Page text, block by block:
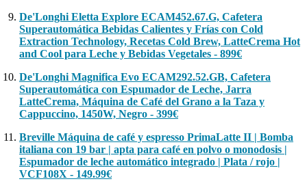
De'Longhi Eletta Explore ECAM452.67.G, Cafetera
Superautomática Bebidas Calientes y Frías con Cold
Extraction Technology, Recetas Cold Brew, LatteCrema Hot
and Cool para Leche y Bebidas Vegetales - 899€
De'Longhi Magnifica Evo ECAM292.52.GB, Cafetera
Superautomática con Espumador de Leche, Jarra
LatteCrema, Máquina de Café del Grano a la Taza y
Cappuccino, 1450W, Negro - 399€
Breville Máquina de café y espresso PrimaLatte II | Bomba
italiana con 19 bar | apta para café en polvo o monodosis |
Espumador de leche automático integrado | Plata / rojo |
VCF108X - 149.99€